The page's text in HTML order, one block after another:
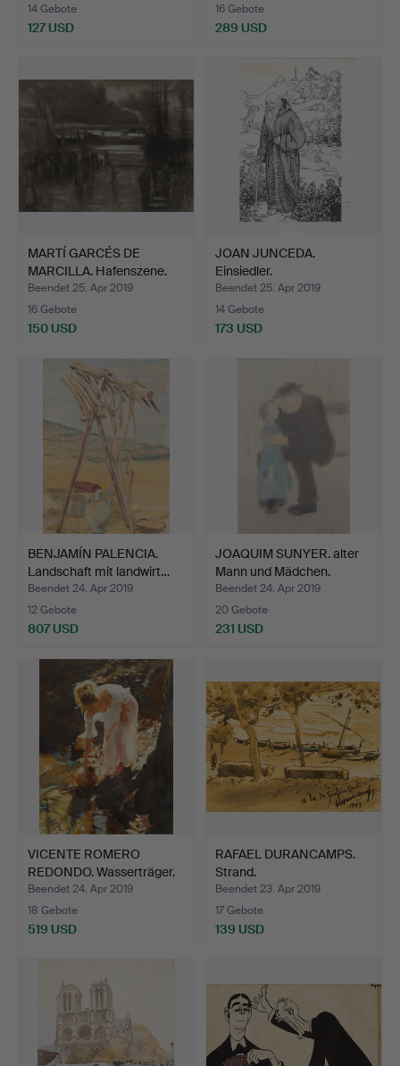
14 Gebote
127 USD
16 Gebote
289 USD
MARTÍ GARCÉS DE
MARCILLA. Hafenszene.
Beendet 25. Apr 2019
16 Gebote
150 USD
JOAN JUNCEDA.
Einsiedler.
Beendet 25. Apr 2019
14 Gebote
173 USD
BENJAMÍN PALENCIA.
Landschaft mit landwirt…
Beendet 24. Apr 2019
12 Gebote
807 USD
JOAQUIM SUNYER. alter
Mann und Mädchen.
Beendet 24. Apr 2019
20 Gebote
231 USD
VICENTE ROMERO
REDONDO. Wasserträger.
Beendet 24. Apr 2019
18 Gebote
519 USD
RAFAEL DURANCAMPS.
Strand.
Beendet 23. Apr 2019
17 Gebote
139 USD